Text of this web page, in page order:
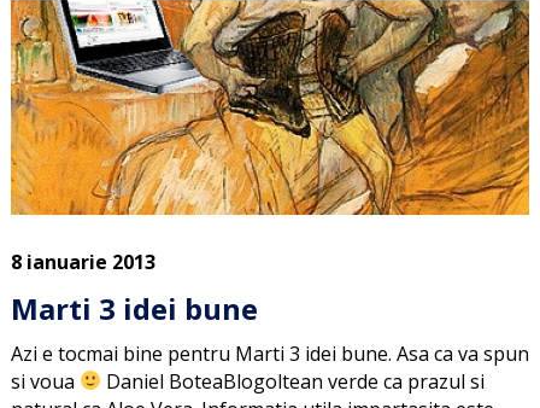
8 ianuarie 2013
Marti 3 idei bune
Azi e tocmai bine pentru Marti 3 idei bune. Asa ca va spun
si voua
Daniel BoteaBlogoltean verde ca prazul si